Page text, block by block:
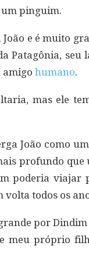
pinguim.
e é muito
Patagônia,
amigo humano.
mas ele
João como
profundo que
poderia viajar
volta todos os
por
meu próprio